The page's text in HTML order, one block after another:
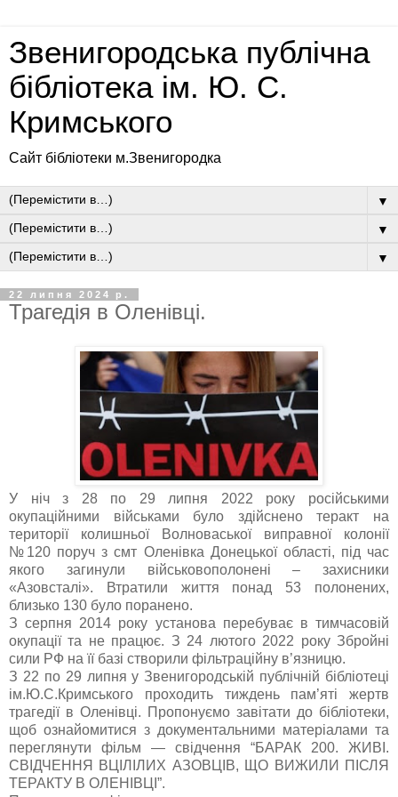
Звенигородська публічна
бібліотека ім. Ю. С.
Кримського
Сайт бібліотеки м.Звенигородка
▼
▼
▼
22 липня 2024 р.
Трагедія в Оленівці.
У ніч з 28 по 29 липня 2022 року російськими
окупаційними військами було здійснено теракт на
території колишньої Волноваської виправної колонії
№120 поруч з смт Оленівка Донецької області, під час
якого загинули військовополонені – захисники
«Азовсталі». Втратили життя понад 53 полонених,
близько 130 було поранено.
З серпня 2014 року установа перебуває в тимчасовій
окупації та не працює. З 24 лютого 2022 року Збройні
сили РФ на її базі створили фільтраційну в’язницю.
З 22 по 29 липня у Звенигородській публічній бібліотеці
ім.Ю.С.Кримського проходить тиждень пам’яті жертв
трагедії в Оленівці. Пропонуємо завітати до бібліотеки,
щоб ознайомитися з документальними матеріалами та
переглянути фільм — свідчення “БАРАК 200. ЖИВІ.
СВІДЧЕННЯ ВЦІЛІЛИХ АЗОВЦІВ, ЩО ВИЖИЛИ ПІСЛЯ
ТЕРАКТУ В ОЛЕНІВЦІ”.